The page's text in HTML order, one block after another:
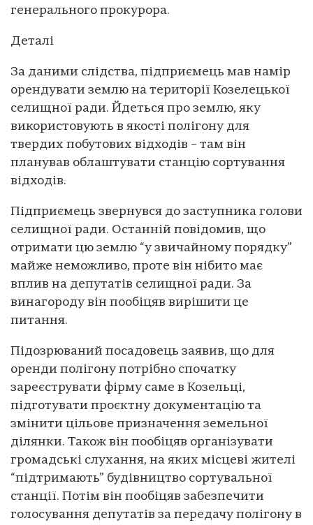
генерального прокурора.
Деталі
За даними слідства, підприємець мав намір
орендувати землю на території Козелецької
селищної ради. Йдеться про землю, яку
використовують в якості полігону для
твердих побутових відходів – там він
планував облаштувати станцію сортування
відходів.
Підприємець звернувся до заступника голови
селищної ради. Останній повідомив, що
отримати цю землю “у звичайному порядку”
майже неможливо, проте він нібито має
вплив на депутатів селищної ради. За
винагороду він пообіцяв вирішити це
питання.
Підозрюваний посадовець заявив, що для
оренди полігону потрібно спочатку
зареєструвати фірму саме в Козельці,
підготувати проєктну документацію та
змінити цільове призначення земельної
ділянки. Також він пообіцяв організувати
громадські слухання, на яких місцеві жителі
“підтримають” будівництво сортувальної
станції. Потім він пообіцяв забезпечити
голосування депутатів за передачу полігону в